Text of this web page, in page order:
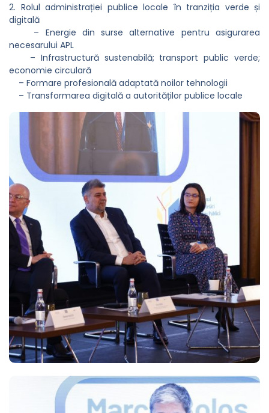
2. Rolul administrației publice locale în tranziția verde și
digitală
– Energie din surse alternative pentru asigurarea
necesarului APL
– Infrastructură sustenabilă; transport public verde;
economie circulară
– Formare profesională adaptată noilor tehnologii
– Transformarea digitală a autorităților publice locale